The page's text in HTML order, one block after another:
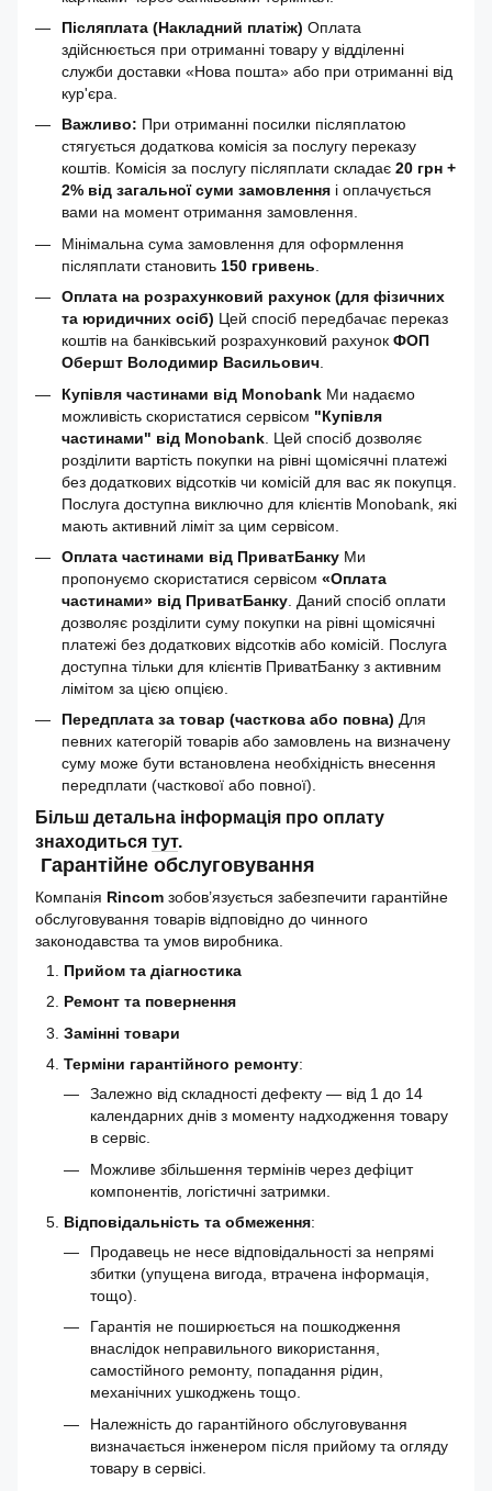
Післяплата (Накладний платіж) Оплата
здійснюється при отриманні товару у відділенні
служби доставки «Нова пошта» або при отриманні від
кур'єра.
Важливо: При отриманні посилки післяплатою
стягується додаткова комісія за послугу переказу
коштів. Комісія за послугу післяплати складає 20 грн +
2% від загальної суми замовлення і оплачується
вами на момент отримання замовлення.
Мінімальна сума замовлення для оформлення
післяплати становить 150 гривень
Оплата на розрахунковий рахунок (для фізичних
та юридичних осіб) Цей спосіб передбачає переказ
коштів на банківський розрахунковий рахунок ФОП
Обершт Володимир Васильович
Купівля частинами від Monobank Ми надаємо
можливість скористатися сервісом "Купівля
частинами" від Monobank . Цей спосіб дозволяє
розділити вартість покупки на рівні щомісячні платежі
без додаткових відсотків чи комісій для вас як покупця.
Послуга доступна виключно для клієнтів Monobank, які
мають активний ліміт за цим сервісом.
Оплата частинами від ПриватБанку Ми
пропонуємо скористатися сервісом «Оплата
частинами» від ПриватБанку . Даний спосіб оплати
дозволяє розділити суму покупки на рівні щомісячні
платежі без додаткових відсотків або комісій. Послуга
доступна тільки для клієнтів ПриватБанку з активним
лімітом за цією опцією.
Передплата за товар (часткова або повна) Для
певних категорій товарів або замовлень на визначену
суму може бути встановлена необхідність внесення
передплати (часткової або повної).
Більш детальна інформація про оплату
знаходиться тут.
Гарантійне обслуговування
Компанія Rincom зобов’язується забезпечити гарантійне
обслуговування товарів відповідно до чинного
законодавства та умов виробника.
Прийом та діагностика
Ремонт та повернення
Замінні товари
Терміни гарантійного ремонту:
Залежно від складності дефекту — від 1 до 14
календарних днів з моменту надходження товару
в сервіс.
Можливе збільшення термінів через дефіцит
компонентів, логістичні затримки.
Відповідальність та обмеження:
Продавець не несе відповідальності за непрямі
збитки (упущена вигода, втрачена інформація,
тощо).
Гарантія не поширюється на пошкодження
внаслідок неправильного використання,
самостійного ремонту, попадання рідин,
механічних ушкоджень тощо.
Належність до гарантійного обслуговування
визначається інженером після прийому та огляду
товару в сервісі.